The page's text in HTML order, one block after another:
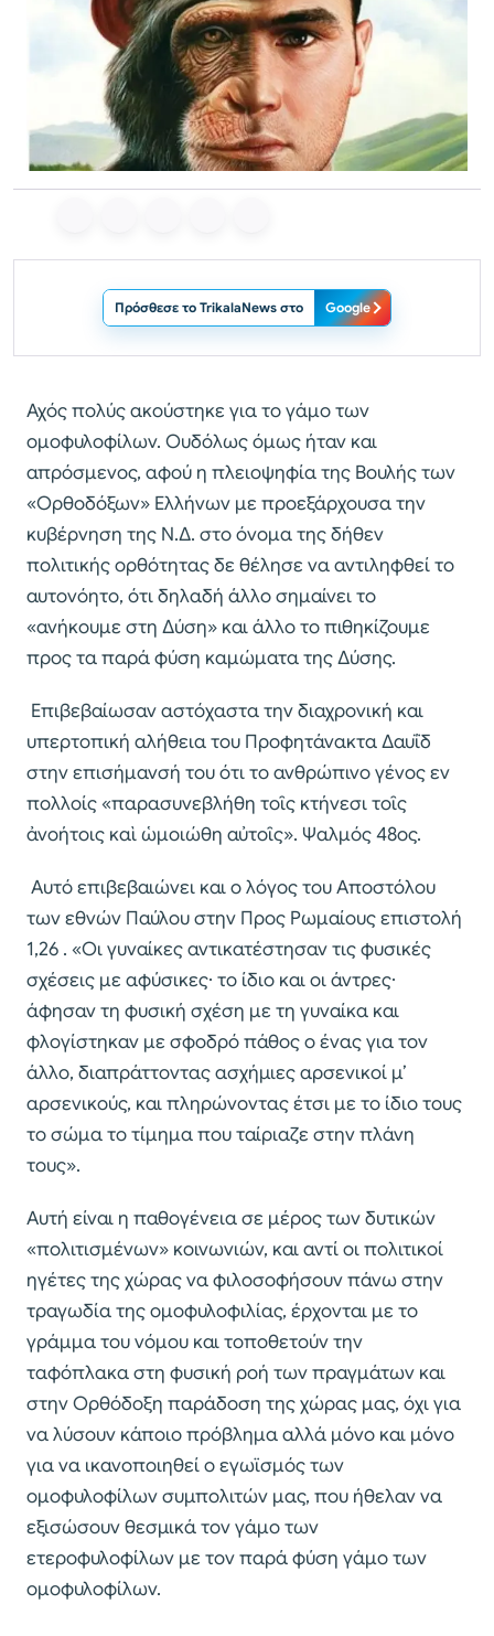
Πρόσθεσε το TrikalaNews στο Google
Αχός πολύς ακούστηκε για το γάμο των
ομοφυλοφίλων. Ουδόλως όμως ήταν και
απρόσμενος, αφού η πλειοψηφία της Βουλής των
«Ορθοδόξων» Ελλήνων με προεξάρχουσα την
κυβέρνηση της Ν.Δ. στο όνομα της δήθεν
πολιτικής ορθότητας δε θέλησε να αντιληφθεί το
αυτονόητο, ότι δηλαδή άλλο σημαίνει το
«ανήκουμε στη Δύση» και άλλο το πιθηκίζουμε
προς τα παρά φύση καμώματα της Δύσης.
Επιβεβαίωσαν αστόχαστα την διαχρονική και
υπερτοπική αλήθεια του Προφητάνακτα Δαυΐδ
στην επισήμανσή του ότι το ανθρώπινο γένος εν
πολλοίς «παρασυνεβλήθη τοῖς κτήνεσι τοῖς
ἀνοήτοις καὶ ὡμοιώθη αὐτοῖς». Ψαλμός 48ος.
Αυτό επιβεβαιώνει και ο λόγος του Αποστόλου
των εθνών Παύλου στην Προς Ρωμαίους επιστολή
1,26 . «Οι γυναίκες αντικατέστησαν τις φυσικές
σχέσεις με αφύσικες· το ίδιο και οι άντρες·
άφησαν τη φυσική σχέση με τη γυναίκα και
φλογίστηκαν με σφοδρό πάθος ο ένας για τον
άλλο, διαπράττοντας ασχήμιες αρσενικοί μ’
αρσενικούς, και πληρώνοντας έτσι με το ίδιο τους
το σώμα το τίμημα που ταίριαζε στην πλάνη
τους».
Αυτή είναι η παθογένεια σε μέρος των δυτικών
«πολιτισμένων» κοινωνιών, και αντί οι πολιτικοί
ηγέτες της χώρας να φιλοσοφήσουν πάνω στην
τραγωδία της ομοφυλοφιλίας, έρχονται με το
γράμμα του νόμου και τοποθετούν την
ταφόπλακα στη φυσική ροή των πραγμάτων και
στην Ορθόδοξη παράδοση της χώρας μας, όχι για
να λύσουν κάποιο πρόβλημα αλλά μόνο και μόνο
για να ικανοποιηθεί ο εγωϊσμός των
ομοφυλοφίλων συμπολιτών μας, που ήθελαν να
εξισώσουν θεσμικά τον γάμο των
ετεροφυλοφίλων με τον παρά φύση γάμο των
ομοφυλοφίλων.